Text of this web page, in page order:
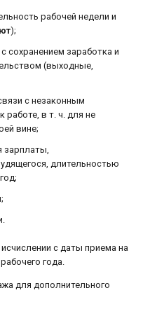
рабочей недели и
);
сохранением заработка и
(выходные,
с незаконным
работе, в т. ч. для не
вине;
зарплаты,
длительностью
с даты приема на
года.
для дополнительного